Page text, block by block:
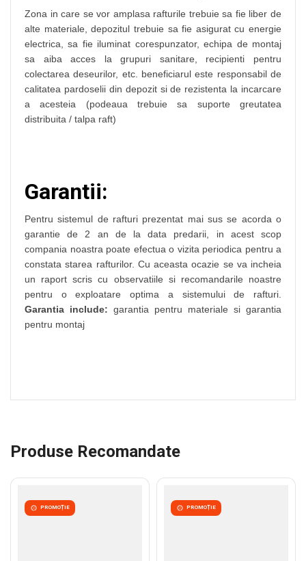
Zona in care se vor amplasa rafturile trebuie sa fie liber de
alte materiale, depozitul trebuie sa fie asigurat cu energie
electrica, sa fie iluminat corespunzator, echipa de montaj
sa aiba acces la grupuri sanitare, recipienti pentru
colectarea deseurilor, etc. beneficiarul este responsabil de
calitatea pardoselii din depozit si de rezistenta la incarcare
a acesteia (podeaua trebuie sa suporte greutatea
distribuita / talpa raft)
Garantii:
Pentru sistemul de rafturi prezentat mai sus se acorda o
garantie de 2 an de la data predarii, in acest scop
compania noastra poate efectua o vizita periodica pentru a
constata starea rafturilor. Cu aceasta ocazie se va incheia
un raport scris cu observatiile si recomandarile noastre
pentru o exploatare optima a sistemului de rafturi.
Garantia include: garantia pentru materiale si garantia
pentru montaj
Produse Recomandate
PROMOȚIE PROMOȚIE